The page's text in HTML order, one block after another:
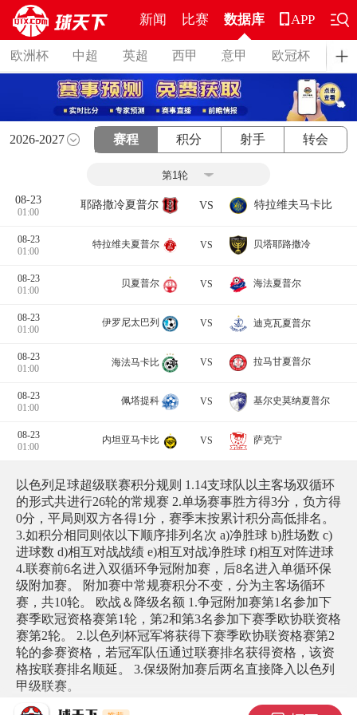
新闻 比赛 数据库
欧洲杯 中超 英超 西甲 意甲 欧冠杯 德
APP
2026-2027 赛程 积分 射手 转会
08-23
01:00
耶路撒冷夏普尔 VS 特拉维夫马卡比
08-23
01:00
特拉维夫夏普尔 VS 贝塔耶路撒冷
08-23
01:00
贝夏普尔 VS 海法夏普尔
08-23
01:00
伊罗尼太巴列 VS 迪克瓦夏普尔
08-23
01:00
海法马卡比 VS 拉马甘夏普尔
08-23
01:00
佩塔提科 VS 基尔史莫纳夏普尔
08-23
01:00
内坦亚马卡比 VS 萨克宁
以色列足球超级联赛积分规则 1.14支球队以主客场双循环
的形式共进行26轮的常规赛 2.单场赛事胜方得3分，负方得
0分，平局则双方各得1分，赛季末按累计积分高低排名。
3.如积分相同则依以下顺序排列名次 a)净胜球 b)胜场数 c)
进球数 d)相互对战战绩 e)相互对战净胜球 f)相互对阵进球
4.联赛前6名进入双循环争冠附加赛，后8名进入单循环保
级附加赛。 附加赛中常规赛积分不变，分为主客场循环
赛，共10轮。 欧战＆降级名额 1.争冠附加赛第1名参加下
赛季欧冠资格赛第1轮，第2和第3名参加下赛季欧协联资格
赛第2轮。 2.以色列杯冠军将获得下赛季欧协联资格赛第2
轮的参赛资格，若冠军队伍通过联赛排名获得资格，该资
格按联赛排名顺延。 3.保级附加赛后两名直接降入以色列
甲级联赛。